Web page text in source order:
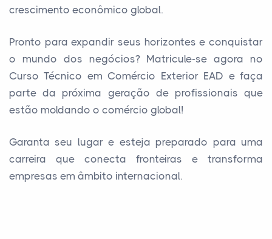
crescimento econômico global.
Pronto para expandir seus horizontes e conquistar
o mundo dos negócios? Matricule-se agora no
Curso Técnico em Comércio Exterior EAD e faça
parte da próxima geração de profissionais que
estão moldando o comércio global!
Garanta seu lugar e esteja preparado para uma
carreira que conecta fronteiras e transforma
empresas em âmbito internacional.